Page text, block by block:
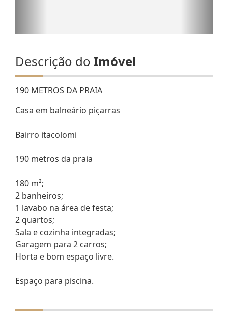
Descrição do Imóvel
190 METROS DA PRAIA
Casa em balneário piçarras
Bairro itacolomi
190 metros da praia
180 m²;
2 banheiros;
1 lavabo na área de festa;
2 quartos;
Sala e cozinha integradas;
Garagem para 2 carros;
Horta e bom espaço livre.
Espaço para piscina.